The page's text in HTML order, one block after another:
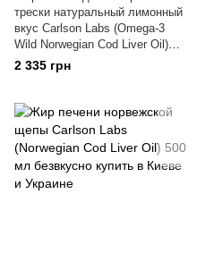
трески натуральный лимонный
вкус Carlson Labs (Omega-3
Wild Norwegian Cod Liver Oil)
250 мл
2 335 грн